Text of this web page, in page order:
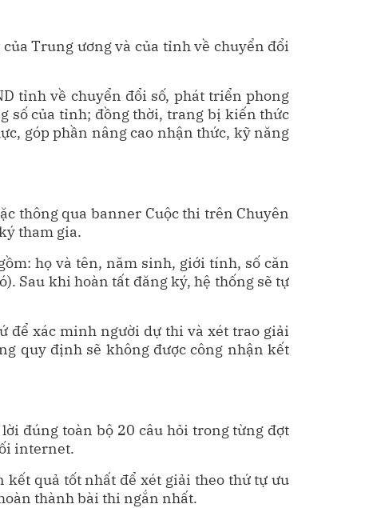
Trung ương và của tỉnh về chuyển đổi
tỉnh về chuyển đổi số, phát triển phong
số của tỉnh; đồng thời, trang bị kiến thức
góp phần nâng cao nhận thức, kỹ năng
thông qua banner Cuộc thi trên Chuyên
tham gia.
họ và tên, năm sinh, giới tính, số căn
Sau khi hoàn tất đăng ký, hệ thống sẽ tự
để xác minh người dự thi và xét trao giải
quy định sẽ không được công nhận kết
đúng toàn bộ 20 câu hỏi trong từng đợt
internet.
quả tốt nhất để xét giải theo thứ tự ưu
thành bài thi ngắn nhất.